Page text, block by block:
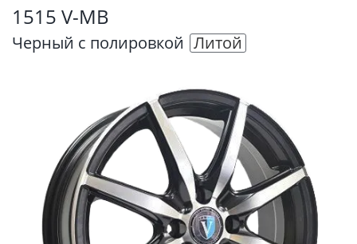
1515 V-MB
Черный с полировкой Литой